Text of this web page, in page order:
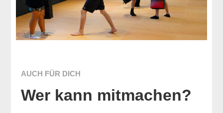
AUCH FÜR DICH
Wer kann mitmachen?